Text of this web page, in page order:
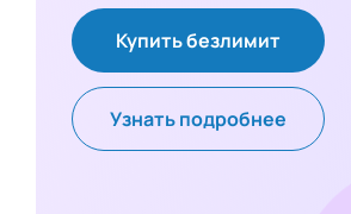
Купить безлимит
Узнать подробнее